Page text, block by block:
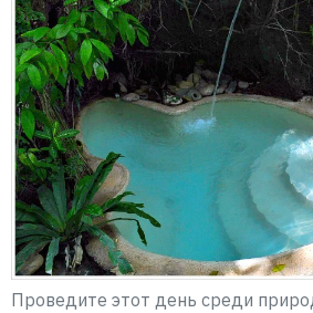
Проведите этот день среди